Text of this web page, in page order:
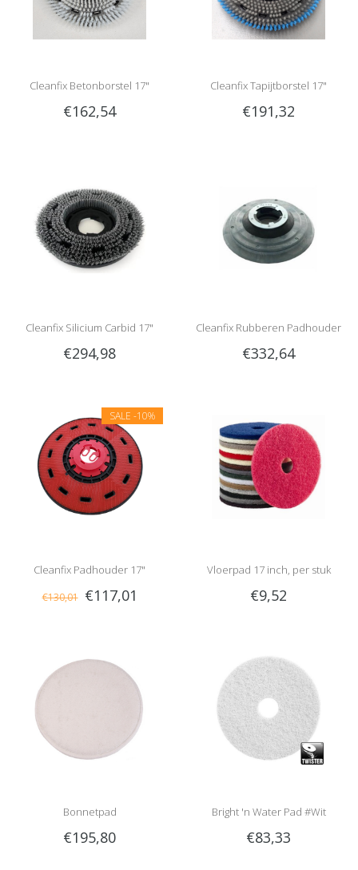
Cleanfix Betonborstel 17"
€162,54
Cleanfix Tapijtborstel 17"
€191,32
Cleanfix Silicium Carbid 17"
€294,98
Cleanfix Rubberen Padhouder
voor High Speed
€332,64
SALE -10%
Cleanfix Padhouder 17"
€130,01 €117,01
Vloerpad 17 inch, per stuk
€9,52
Bonnetpad
€195,80
Bright 'n Water Pad #Wit
€83,33